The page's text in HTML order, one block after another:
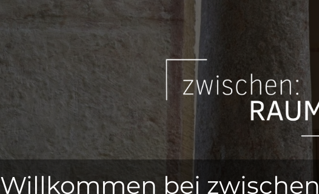
Willkommen bei zwischen